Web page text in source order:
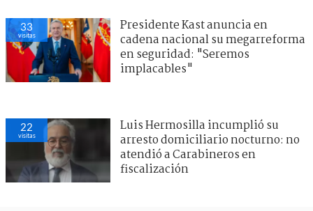
33
visitas
Presidente Kast anuncia en
cadena nacional su megarreforma
en seguridad: "Seremos
implacables"
22
visitas
Luis Hermosilla incumplió su
arresto domiciliario nocturno: no
atendió a Carabineros en
fiscalización